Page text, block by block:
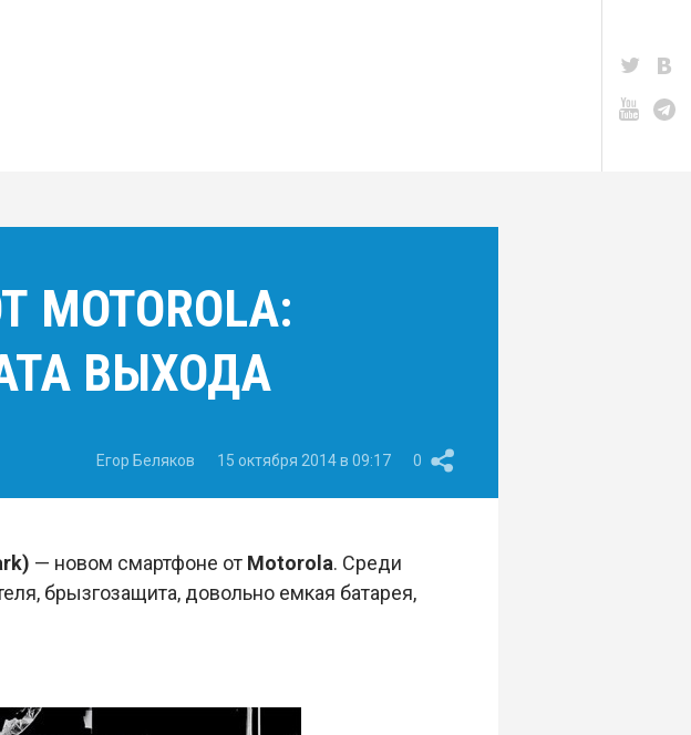
ВЫХОДА
Егор Беляков 15 октября 2014 в 09:17 0
— новом смартфоне от Motorola. Среди
брызгозащита, довольно емкая батарея,